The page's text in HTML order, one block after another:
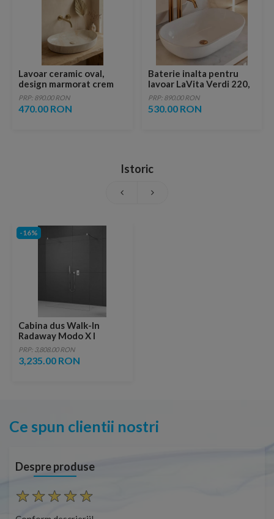
Lavoar ceramic oval,
design marmorat crem
lucios cu vene aurii,
ventil inclus
PRP: 890.00 RON
470.00 RON
Baterie inalta pentru
lavoar LaVita Verdi 220,
fara ventil, brushed
copper
PRP: 890.00 RON
530.00 RON
Istoric
-16%
Cabina dus Walk-In
Radaway Modo X I
150xH200 cm
PRP: 3,808.00 RON
3,235.00 RON
Ce spun clientii nostri
Despre produse